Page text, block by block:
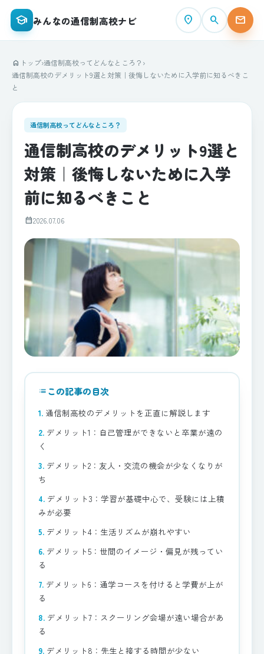
school みんなの通信制高校ナビ place search mail
home トップ›通信制高校ってどんなところ？ ›
通信制高校のデメリット9選と対策｜後悔しないために入学前に知るべきこ
と
通信制高校ってどんなところ？
通信制高校のデメリット9選と
対策｜後悔しないために入学
前に知るべきこと
calendar_month2026.07.06
list この記事の目次
通信制高校のデメリットを正直に解説します
デメリット1：自己管理ができないと卒業が遠の
く
デメリット2：友人・交流の機会が少なくなりが
ち
デメリット3：学習が基礎中心で、受験には上積
みが必要
デメリット4：生活リズムが崩れやすい
デメリット5：世間のイメージ・偏見が残ってい
る
デメリット6：通学コースを付けると学費が上が
る
デメリット7：スクーリング会場が遠い場合があ
る
デメリット8：先生と接する時間が少ない